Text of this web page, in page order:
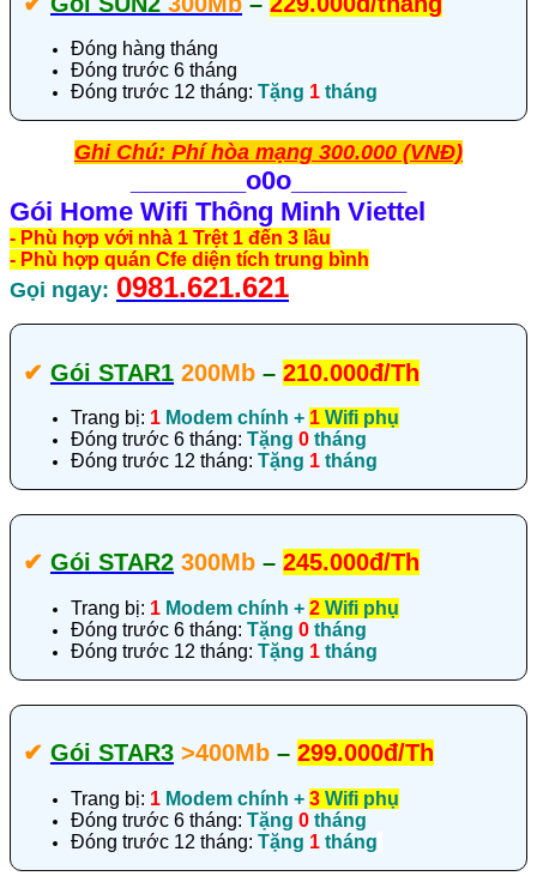
Đóng hàng tháng
Đóng trước 6 tháng
Đóng trước 12 tháng: Tặng 1 tháng
Ghi Chú: Phí hòa mạng 300.000 (VNĐ)
o0o________
Gói Home Wifi Thông Minh Viettel
- Phù hợp với nhà 1 Trệt 1 đến 3 lầu
- Phù hợp quán Cfe diện tích trung bình
Gọi ngay: 0981.621.621
✔‎ Gói STAR1 200Mb – 210.000đ/Th
Trang bị: 1 Modem chính + 1 Wifi phụ
Đóng trước 6 tháng: Tặng 0 tháng
Đóng trước 12 tháng: Tặng 1 tháng
✔‎ Gói STAR2 300Mb – 245.000đ/Th
Trang bị: 1 Modem chính + 2 Wifi phụ
Đóng trước 6 tháng: Tặng 0 tháng
Đóng trước 12 tháng: Tặng 1 tháng
✔‎ Gói STAR3 >400Mb – 299.000đ/Th
Trang bị: 1 Modem chính + 3 Wifi phụ
Đóng trước 6 tháng: Tặng 0 tháng
Đóng trước 12 tháng: Tặng 1 tháng